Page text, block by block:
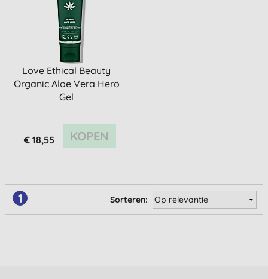
Love Ethical Beauty
Organic Aloe Vera Hero
Gel
€ 18,55 KOPEN
1 Sorteren: